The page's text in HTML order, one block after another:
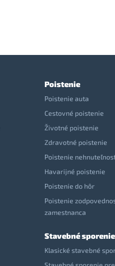
Poistenie
Poistenie auta
Cestovné poistenie
Životné poistenie
Zdravotné poistenie
Poistenie
Havarijné poistenie
Poistenie do hôr
Poistenie
zamestnanca
Stavebné sporenie
Klasické stavebné